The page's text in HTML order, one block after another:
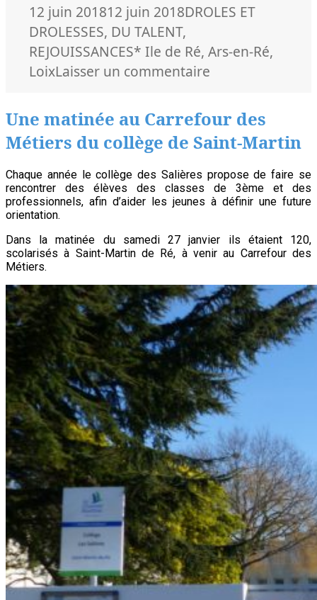
Publié
le
12 juin 201812 juin 2018Catégories
DROLES ET
DROLESSES, DU TALENT,
REJOUISSANCESMots-
clés
* Ile de Ré,Ars-en-Ré,
LoixLaisser un commentaire
Ré/Loix,
école
aFriKàRé
Une matinée au Carrefour des
Métiers du collège de Saint-Martin
Chaque année le collège des Salières propose de faire se
rencontrer des élèves des classes de 3ème et des
professionnels, afin d’aider les jeunes à définir une future
orientation.
Dans la matinée du samedi 27 janvier ils étaient 120,
scolarisés à Saint-Martin de Ré, à venir au Carrefour des
Métiers.